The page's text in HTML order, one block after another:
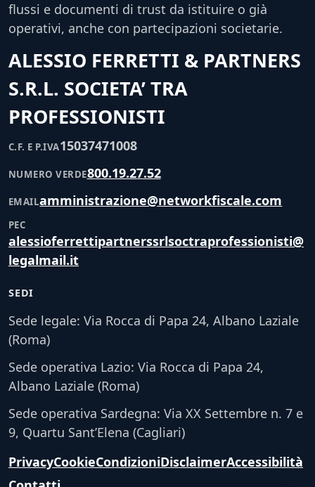
flussi e documenti di trust da istituire o già
operativi, anche con partecipazioni societarie.
ALESSIO FERRETTI & PARTNERS
S.R.L. SOCIETA’ TRA
PROFESSIONISTI
C.F. E P.IVA15037471008
NUMERO VERDE800.19.27.52
EMAILamministrazione@networkfiscale.com
PEC
alessioferrettipartnerssrlsoctraprofessionisti@
legalmail.it
SEDI
Sede legale: Via Rocca di Papa 24, Albano Laziale
(Roma)
Sede operativa Lazio: Via Rocca di Papa 24,
Albano Laziale (Roma)
Sede operativa Sardegna: Via XX Settembre n. 7 e
9, Quartu Sant’Elena (Cagliari)
PrivacyCookieCondizioniDisclaimerAccessibilità